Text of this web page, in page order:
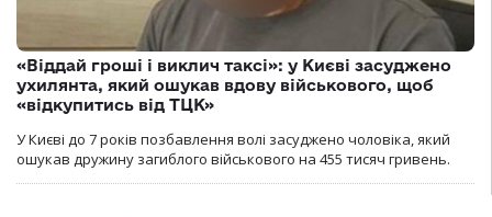
«Віддай гроші і виклич таксі»: у Києві засуджено
ухилянта, який ошукав вдову військового, щоб
«відкупитись від ТЦК»
У Києві до 7 років позбавлення волі засуджено чоловіка, який
ошукав дружину загиблого військового на 455 тисяч гривень.